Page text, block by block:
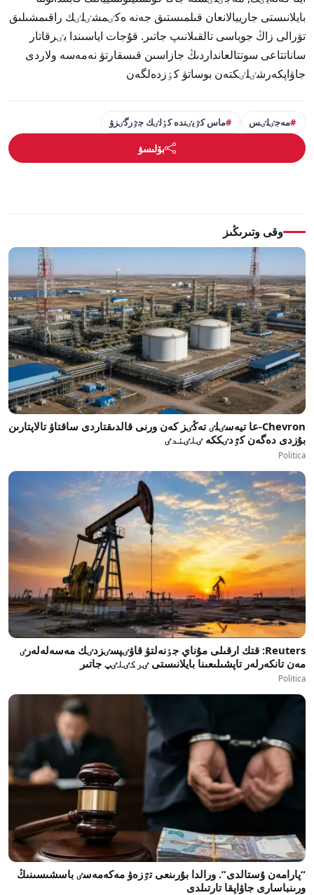
بايلانىستى جارييالانعان قىلمىستىق جەنە ەكٸمشٸلٸك راقىمشىلىق
تۋرالى زاڭ جوباسى تالقىلانىپ جاتىر. قۇجات اياسىندا بٸرقاتار
ساناتتاعى سوتتالعانداردىڭ جازاسىن قىسقارتۋ نەمەسە ولاردى
جاۋاپكەرشٸلٸكتەن بوساتۋ كٶزدەلگەن
مەجٸلٸس ماس كٷيٸندە كٶلٸك جٷرگٸزۋ
بۆلىسۋ
وقى وتىرىڭىز
Chevron-عا تيەسٸلٸ تەڭٸز كەن ورنى قالدىقتاردى ساقتاۋ تالاپتارىن
بۇزدى دەگەن كٷدٸككە ٸلٸندٸ
Politica
Reuters: قتك ارقىلى مۇناي جٶنەلتۋ قاۋٸپسٸزدٸك مەسەلەلەرٸ
مەن تانكەرلەر تاپشىلىعىنا بايلانىستى ٸركٸلٸپ جاتىر
Politica
“پارامەن ۇستالدى”. ورالدا بۇرىنعى تٷزەۋ مەكەمەسٸ باسشىسىنىڭ
ورىنباسارى جاۋاپقا تارتىلدى